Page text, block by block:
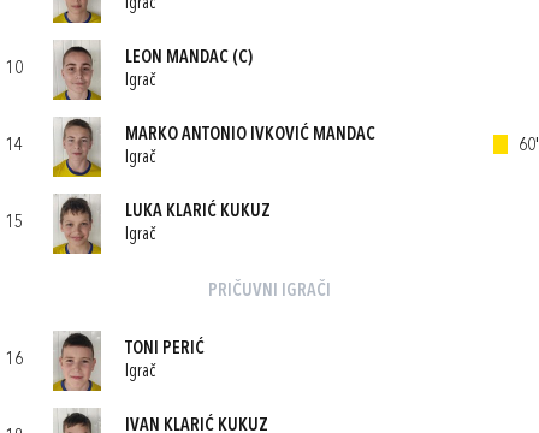
Igrač
10
LEON MANDAC (C)
Igrač
14
MARKO ANTONIO IVKOVIĆ MANDAC
Igrač
60'
15
LUKA KLARIĆ KUKUZ
Igrač
PRIČUVNI IGRAČI
16
TONI PERIĆ
Igrač
IVAN KLARIĆ KUKUZ